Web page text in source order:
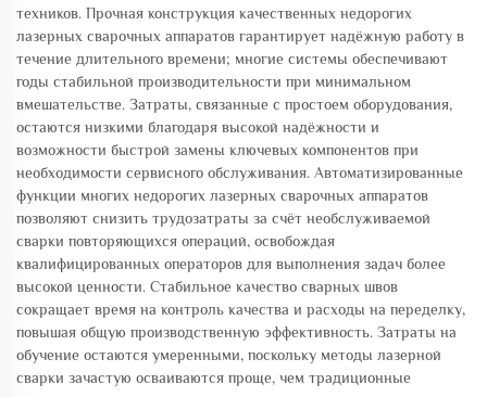
техников. Прочная конструкция качественных недорогих
лазерных сварочных аппаратов гарантирует надёжную работу в
течение длительного времени; многие системы обеспечивают
годы стабильной производительности при минимальном
вмешательстве. Затраты, связанные с простоем оборудования,
остаются низкими благодаря высокой надёжности и
возможности быстрой замены ключевых компонентов при
необходимости сервисного обслуживания. Автоматизированные
функции многих недорогих лазерных сварочных аппаратов
позволяют снизить трудозатраты за счёт необслуживаемой
сварки повторяющихся операций, освобождая
квалифицированных операторов для выполнения задач более
высокой ценности. Стабильное качество сварных швов
сокращает время на контроль качества и расходы на переделку,
повышая общую производственную эффективность. Затраты на
обучение остаются умеренными, поскольку методы лазерной
сварки зачастую осваиваются проще, чем традиционные